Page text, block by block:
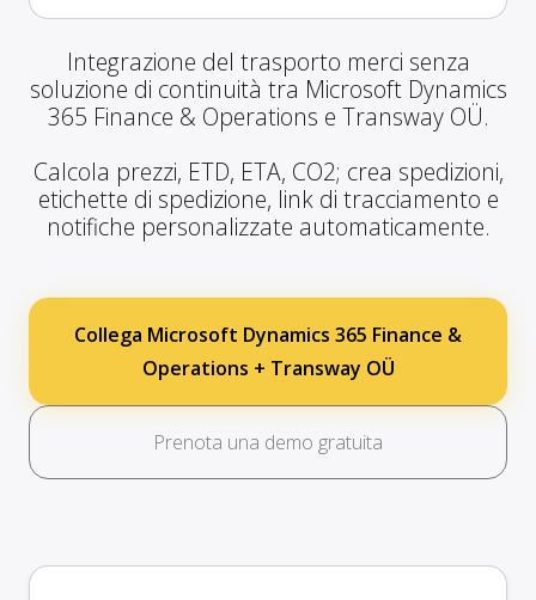
Integrazione del trasporto merci senza
soluzione di continuità tra Microsoft Dynamics
365 Finance & Operations e Transway OÜ.
Calcola prezzi, ETD, ETA, CO2; crea spedizioni,
etichette di spedizione, link di tracciamento e
notifiche personalizzate automaticamente.
Collega Microsoft Dynamics 365 Finance &
Operations + Transway OÜ
Prenota una demo gratuita